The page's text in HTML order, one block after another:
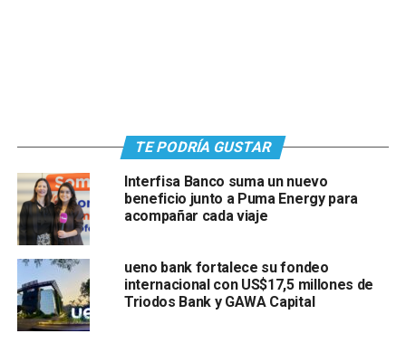
TE PODRÍA GUSTAR
Interfisa Banco suma un nuevo
beneficio junto a Puma Energy para
acompañar cada viaje
ueno bank fortalece su fondeo
internacional con US$17,5 millones de
Triodos Bank y GAWA Capital